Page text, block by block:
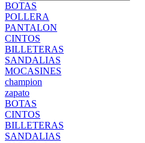
BOTAS
POLLERA
PANTALON
CINTOS
BILLETERAS
SANDALIAS
MOCASINES
champion
zapato
BOTAS
CINTOS
BILLETERAS
SANDALIAS